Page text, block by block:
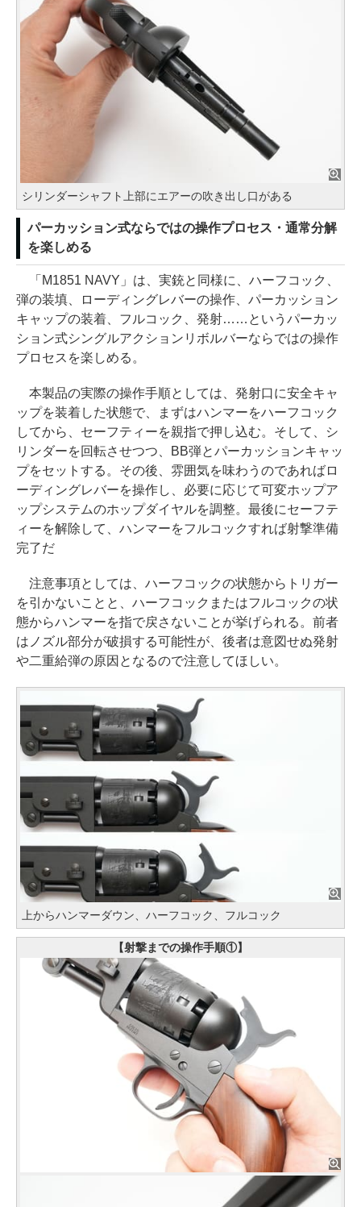
シリンダーシャフト上部にエアーの吹き出し口がある
パーカッション式ならではの操作プロセス・通常分解
を楽しめる
「M1851 NAVY」は、実銃と同様に、ハーフコック、
弾の装填、ローディングレバーの操作、パーカッション
キャップの装着、フルコック、発射……というパーカッ
ション式シングルアクションリボルバーならではの操作
プロセスを楽しめる。
本製品の実際の操作手順としては、発射口に安全キャ
ップを装着した状態で、まずはハンマーをハーフコック
してから、セーフティーを親指で押し込む。そして、シ
リンダーを回転させつつ、BB弾とパーカッションキャッ
プをセットする。その後、雰囲気を味わうのであればロ
ーディングレバーを操作し、必要に応じて可変ホップア
ップシステムのホップダイヤルを調整。最後にセーフテ
ィーを解除して、ハンマーをフルコックすれば射撃準備
完了だ
注意事項としては、ハーフコックの状態からトリガー
を引かないことと、ハーフコックまたはフルコックの状
態からハンマーを指で戻さないことが挙げられる。前者
はノズル部分が破損する可能性が、後者は意図せぬ発射
や二重給弾の原因となるので注意してほしい。
上からハンマーダウン、ハーフコック、フルコック
【射撃までの操作手順①】